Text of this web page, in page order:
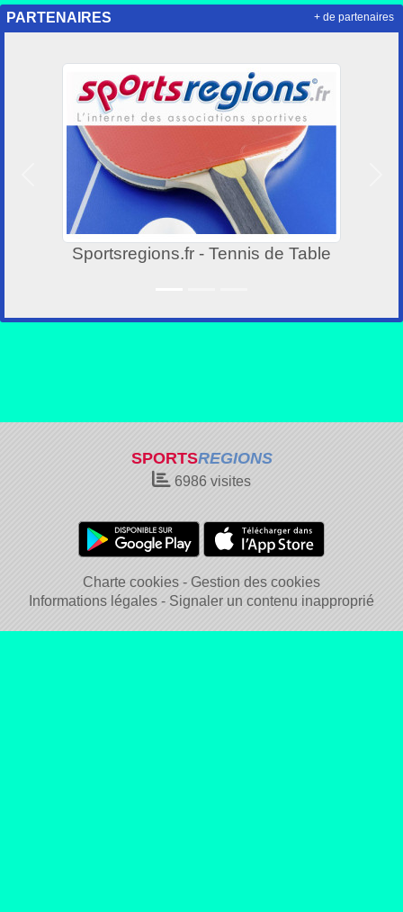
PARTENAIRES
Sportsregions.fr - Tennis de Table
Précedent
+ de partenaires
SPORTSREGIONS
6986 visites
Charte cookies
Gestion des cookies
Informations légales
Signaler un contenu inapproprié